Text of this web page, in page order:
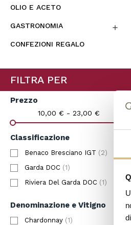
OLIO E ACETO
GASTRONOMIA

CONFEZIONI REGALO
FILTRA PER
Prezzo
10,00 € - 23,00 €
Classificazione
Benaco Bresciano IGT (2)
Garda DOC (1)
Riviera Del Garda DOC (1)
Denominazione e Vitigno
Chardonnay (1)